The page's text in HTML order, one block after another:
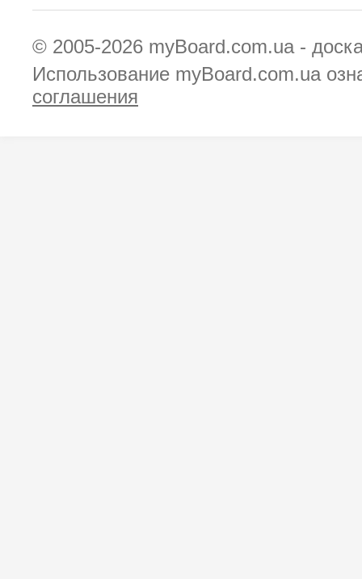
© 2005-2026 myBoard.com.ua -
Использование myBoard.com.ua
соглашения